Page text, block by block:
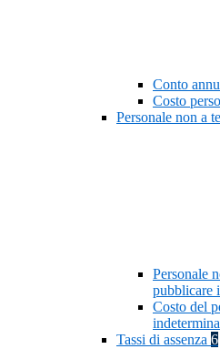
Conto
Costo
Personale non a
Personale
pubblicare
Costo del
Tassi di assenza 6